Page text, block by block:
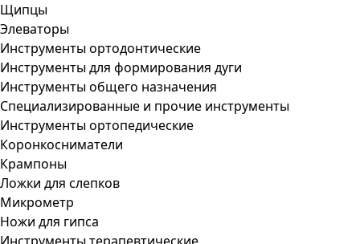
Щипцы
Элеваторы
Инструменты ортодонтические
Инструменты для формирования дуги
Инструменты общего назначения
Специализированные и прочие инструменты
Инструменты ортопедические
Коронкосниматели
Крампоны
Ложки для слепков
Микрометр
Ножи для гипса